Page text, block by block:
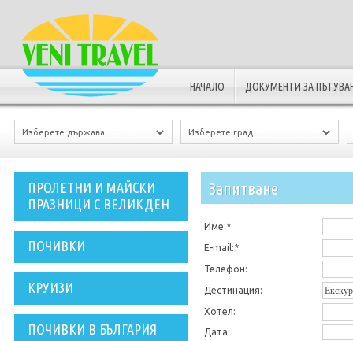
НАЧАЛО ДОКУМЕНТИ ЗА
ПРОЛЕТНИ И МАЙСКИ
ПРАЗНИЦИ С ВЕЛИКДЕН
ПОЧИВКИ
КРУИЗИ
ПОЧИВКИ В БЪЛГАРИЯ
Запитванe
Име:*
E-mail:*
Телефон:
Дестинация:
Хотел:
Дата: